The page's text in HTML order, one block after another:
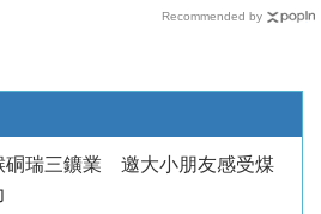
Recommended by
硐瑞三鑛業 邀大小朋友感受煤